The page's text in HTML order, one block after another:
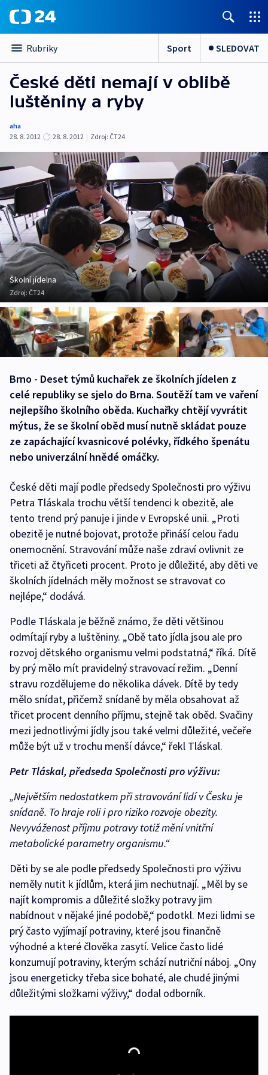
Rubriky Sport SLEDOVAT
České děti nemají v oblibě
luštěniny a ryby
aha
28. 8. 2012
28. 8. 2012 | Zdroj: ČT24
Školní jídelna
Zdroj: ČT24
Brno - Deset týmů kuchařek ze školních jídelen z
celé republiky se sjelo do Brna. Soutěží tam ve vaření
nejlepšího školního oběda. Kuchařky chtějí vyvrátit
mýtus, že se školní oběd musí nutně skládat pouze
ze zapáchající kvasnicové polévky, řídkého špenátu
nebo univerzální hnědé omáčky.
České děti mají podle předsedy Společnosti pro výživu
Petra Tláskala trochu větší tendenci k obezitě, ale
tento trend prý panuje i jinde v Evropské unii. „Proti
obezitě je nutné bojovat, protože přináší celou řadu
onemocnění. Stravování může naše zdraví ovlivnit ze
třiceti až čtyřiceti procent. Proto je důležité, aby děti ve
školních jídelnách měly možnost se stravovat co
nejlépe,“ dodává.
Podle Tláskala je běžně známo, že děti většinou
odmítají ryby a luštěniny. „Obě tato jídla jsou ale pro
rozvoj dětského organismu velmi podstatná,“ říká. Dítě
by prý mělo mít pravidelný stravovací režim. „Denní
stravu rozdělujeme do několika dávek. Dítě by tedy
mělo snídat, přičemž snídaně by měla obsahovat až
třicet procent denního příjmu, stejně tak oběd. Svačiny
mezi jednotlivými jídly jsou také velmi důležité, večeře
může být už v trochu menší dávce,“ řekl Tláskal.
Petr Tláskal, předseda Společnosti pro výživu:
„Největším nedostatkem při stravování lidí v Česku je
snídaně. To hraje roli i pro riziko rozvoje obezity.
Nevyváženost příjmu potravy totiž mění vnitřní
metabolické parametry organismu.“
Děti by se ale podle předsedy Společnosti pro výživu
neměly nutit k jídlům, která jim nechutnají. „Měl by se
najít kompromis a důležité složky potravy jim
nabídnout v nějaké jiné podobě,“ podotkl. Mezi lidmi se
prý často vyjímají potraviny, které jsou finančně
výhodné a které člověka zasytí. Velice často lidé
konzumují potraviny, kterým schází nutriční náboj. „Ony
jsou energeticky třeba sice bohaté, ale chudé jinými
důležitými složkami výživy,“ dodal odborník.